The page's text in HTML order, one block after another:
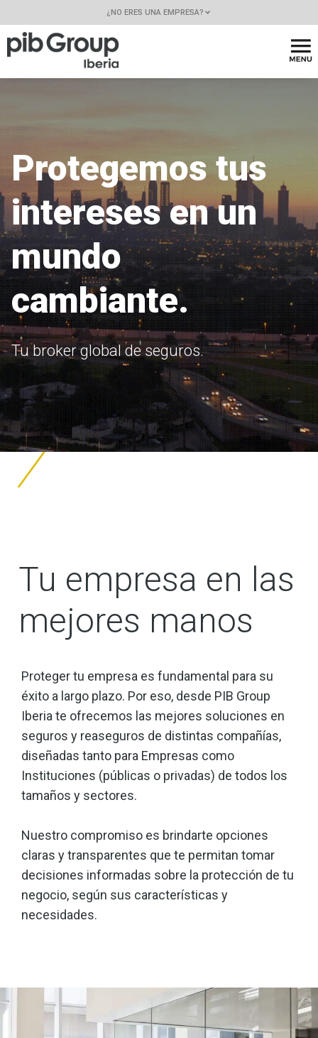
¿NO ERES UNA EMPRESA?
Protegemos tus
intereses en un
mundo
cambiante.
Tu broker global de seguros.
Tu empresa en las
mejores manos
Proteger tu empresa es fundamental para su
éxito a largo plazo. Por eso, desde PIB Group
Iberia te ofrecemos las mejores soluciones en
seguros y reaseguros de distintas compañías,
diseñadas tanto para Empresas como
Instituciones (públicas o privadas) de todos los
tamaños y sectores.
Nuestro compromiso es brindarte opciones
claras y transparentes que te permitan tomar
decisiones informadas sobre la protección de tu
negocio, según sus características y
necesidades.